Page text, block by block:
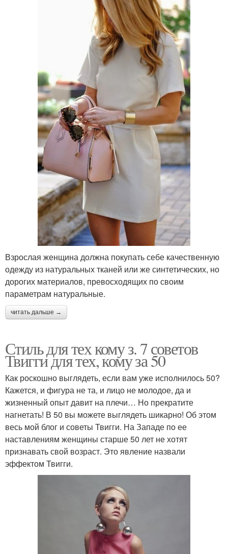
Взрослая женщина должна покупать себе качественную
одежду из натуральных тканей или же синтетических, но
дорогих материалов, превосходящих по своим
параметрам натуральные.
читать дальше →
Стиль для тех кому з. 7 советов
Твигги для тех, кому за 50
Как роскошно выглядеть, если вам уже исполнилось 50?
Кажется, и фигура не та, и лицо не молодое, да и
жизненный опыт давит на плечи… Но прекратите
нагнетать! В 50 вы можете выглядеть шикарно! Об этом
весь мой блог и советы Твигги. На Западе по ее
наставлениям женщины старше 50 лет не хотят
признавать свой возраст. Это явление назвали
эффектом Твигги.